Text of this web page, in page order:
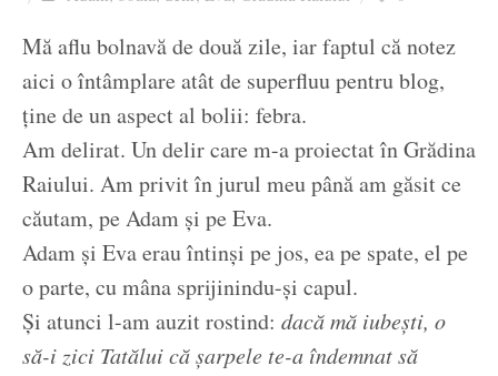
Mă aflu bolnavă de două zile, iar faptul că notez
aici o întâmplare atât de superfluu pentru blog,
ține de un aspect al bolii: febra.
Am delirat. Un delir care m-a proiectat în Grădina
Raiului. Am privit în jurul meu până am găsit ce
căutam, pe Adam și pe Eva.
Adam și Eva erau întinși pe jos, ea pe spate, el pe
o parte, cu mâna sprijinindu-și capul.
Și atunci l-am auzit rostind: dacă mă iubești, o
să-i zici Tatălui că șarpele te-a îndemnat să